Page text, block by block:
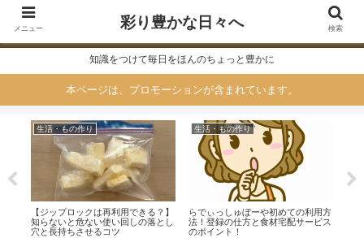
知識をつけて毎日をほんのちょっと豊かに
本ページは、プロモーションが含まれています。
生活・もの作り
【ジップロックは再利用できる？】
知らないと危ない使い回しの落とし
穴と長持ちさせるコツ
生活・もの作り
らでぃっしゅぼーや初めての利用方
法！登録の仕方と食材宅配サービス
のポイント！
メニュー 彩り豊かな日々へ 検索